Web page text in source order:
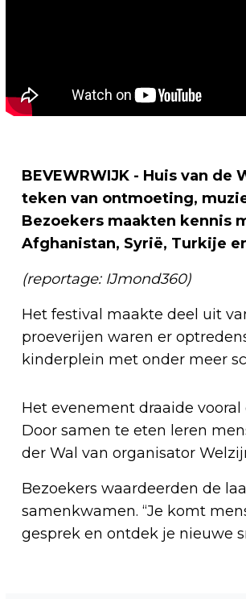
BEVEWRWIJK - Huis van
teken van ontmoeting,
Bezoekers maakten kennis
Afghanistan, Syrië, Turkije
(reportage: IJmond360)
Het festival maakte deel uit
proeverijen waren er
kinderplein met onder meer
Het evenement draaide
Door samen te eten leren
der Wal van organisator
Bezoekers waardeerden de
samenkwamen. “Je komt
gesprek en ontdek je nieuwe